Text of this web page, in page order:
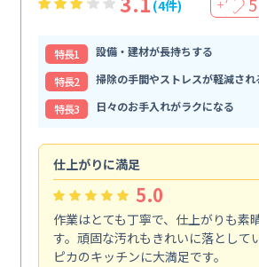
(4件) ＋ 5
特⻑1
設備・建材が長持ちする
特⻑2
掃除の手間やストレスが軽減され
特⻑3
日々のお手入れがラクになる
仕上がりに満足
5.0
作業はとても丁寧で、仕上がりも素
す。頑固な汚れもきれいに落として
ピカのキッチンに大満足です。